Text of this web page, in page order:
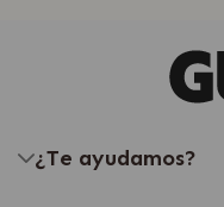
¿Te ayudamos?